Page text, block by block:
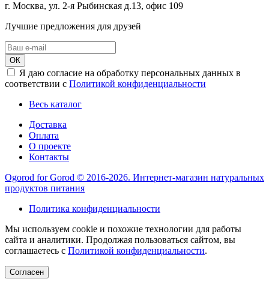
г. Москва, ул. 2-я Рыбинская д.13, офис 109
Лучшие предложения для друзей
ОК
Я даю согласие на обработку персональных данных в
соответствии с Политикой конфиденциальности
Весь каталог
Доставка
Оплата
О проекте
Контакты
Ogorod for Gorod © 2016-2026. Интернет-магазин натуральных
продуктов питания
Политика конфиденциальности
Мы используем cookie и похожие технологии для работы
сайта и аналитики. Продолжая пользоваться сайтом, вы
соглашаетесь с Политикой конфиденциальности.
Согласен